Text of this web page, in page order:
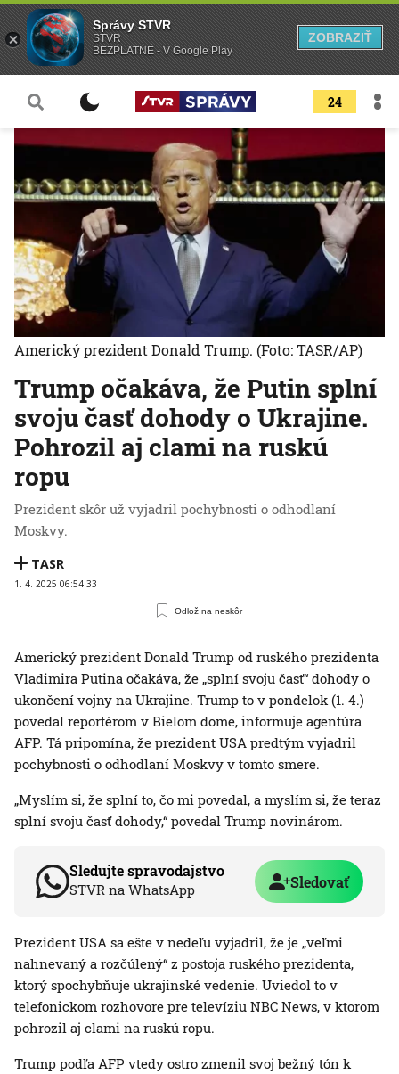
24
Trump očakáva, že Putin splní
svoju časť dohody o Ukrajine.
Pohrozil aj clami na ruskú
ropu
Prezident skôr už vyjadril pochybnosti o odhodlaní
Moskvy.
TASR
1. 4. 2025 06:54:33
Odlož na neskôr
Americký prezident Donald Trump. (Foto: TASR/AP)
Americký prezident Donald Trump od ruského prezidenta
Vladimira Putina očakáva, že „splní svoju časť“ dohody o
ukončení vojny na Ukrajine. Trump to v pondelok (1. 4.)
povedal reportérom v Bielom dome, informuje agentúra
AFP. Tá pripomína, že prezident USA predtým vyjadril
pochybnosti o odhodlaní Moskvy v tomto smere.
„Myslím si, že splní to, čo mi povedal, a myslím si, že teraz
splní svoju časť dohody,“ povedal Trump novinárom.
Sledujte spravodajstvo
STVR na WhatsApp Sledovať
Prezident USA sa ešte v nedeľu vyjadril, že je „veľmi
nahnevaný a rozčúlený“ z postoja ruského prezidenta,
ktorý spochybňuje ukrajinské vedenie. Uviedol to v
telefonickom rozhovore pre televíziu NBC News, v ktorom
pohrozil aj clami na ruskú ropu.
Trump podľa AFP vtedy ostro zmenil svoj bežný tón k
Správy STVR
STVR
BEZPLATNÉ - V Google Play
ZOBRAZIŤ